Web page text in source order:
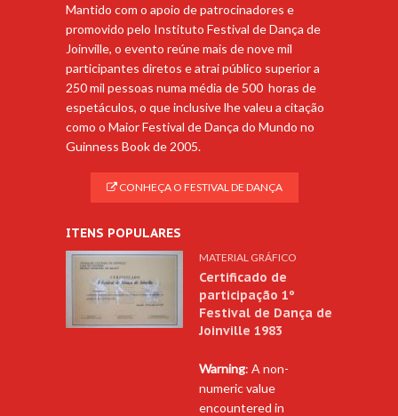
Mantido com o apoio de patrocinadores e
promovido pelo Instituto Festival de Dança de
Joinville, o evento reúne mais de nove mil
participantes diretos e atrai público superior a
250 mil pessoas numa média de 500 horas de
espetáculos, o que inclusive lhe valeu a citação
como o Maior Festival de Dança do Mundo no
Guinness Book de 2005.
CONHEÇA O FESTIVAL DE DANÇA
ITENS POPULARES
MATERIAL GRÁFICO
Certificado de
participação 1º
Festival de Dança de
Joinville 1983
Warning: A non-
numeric value
encountered in